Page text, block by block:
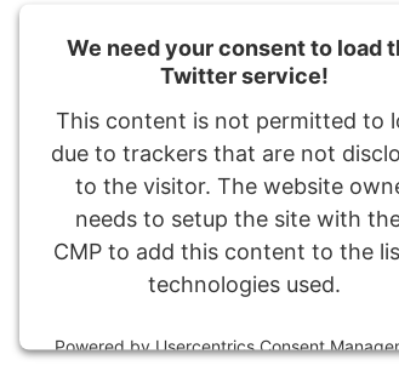
We need your consent to load
Twitter service!
This content is not permitted to
due to trackers that are not
to the visitor. The website
needs to setup the site with
CMP to add this content to the
technologies used.
Powered byUsercentrics Consent